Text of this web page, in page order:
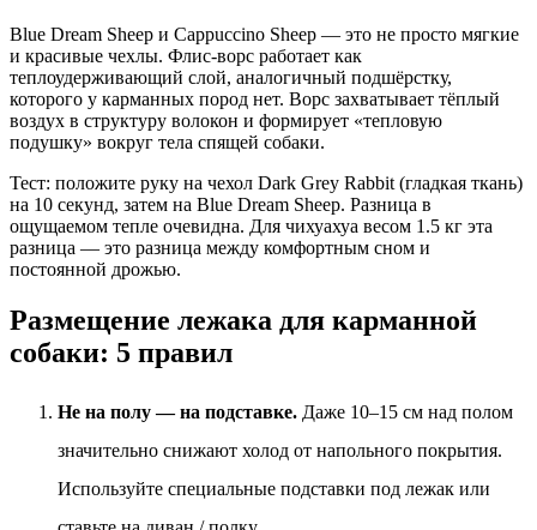
Blue Dream Sheep и Cappuccino Sheep — это не просто мягкие
и красивые чехлы. Флис-ворс работает как
теплоудерживающий слой, аналогичный подшёрстку,
которого у карманных пород нет. Ворс захватывает тёплый
воздух в структуру волокон и формирует «тепловую
подушку» вокруг тела спящей собаки.
Тест: положите руку на чехол Dark Grey Rabbit (гладкая ткань)
на 10 секунд, затем на Blue Dream Sheep. Разница в
ощущаемом тепле очевидна. Для чихуахуа весом 1.5 кг эта
разница — это разница между комфортным сном и
постоянной дрожью.
Размещение лежака для карманной
собаки: 5 правил
Не на полу — на подставке. Даже 10–15 см над полом
значительно снижают холод от напольного покрытия.
Используйте специальные подставки под лежак или